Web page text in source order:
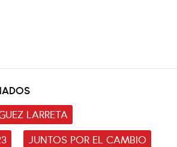
LARRETA
JUNTOS POR EL CAMBIO